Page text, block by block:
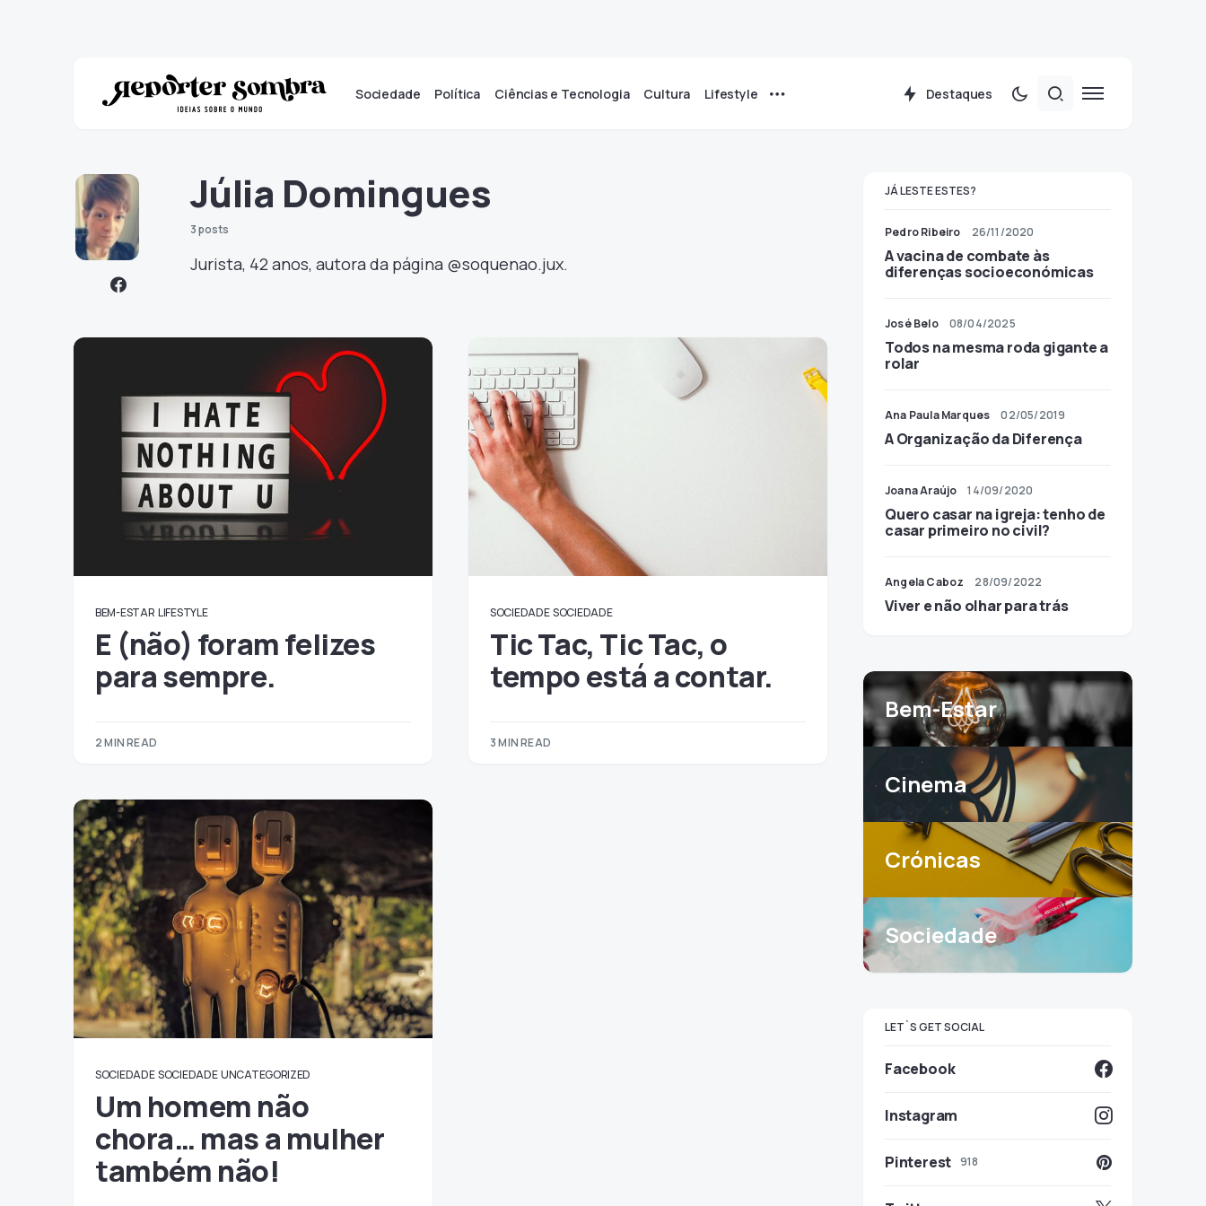
Sociedade Política Ciências e Tecnologia Cultura Lifestyle Destaques
Júlia Domingues
3 posts
Jurista, 42 anos, autora da página @soquenao.jux.
BEM-ESTAR LIFESTYLE
E (não) foram felizes
para sempre.
2 MIN READ
SOCIEDADE SOCIEDADE
Tic Tac, Tic Tac, o
tempo está a contar.
3 MIN READ
SOCIEDADE SOCIEDADE UNCATEGORIZED
Um homem não
chora… mas a mulher
também não!
JÁ LESTE ESTES?
Pedro Ribeiro 26/11/2020
A vacina de combate às
diferenças socioeconómicas
José Belo 08/04/2025
Todos na mesma roda gigante a
rolar
Ana Paula Marques 02/05/2019
A Organização da Diferença
Joana Araújo 14/09/2020
Quero casar na igreja: tenho de
casar primeiro no civil?
Angela Caboz 28/09/2022
Viver e não olhar para trás
Bem-Estar
Cinema
Crónicas
Sociedade
LET`S GET SOCIAL
Facebook
Instagram
Pinterest 918